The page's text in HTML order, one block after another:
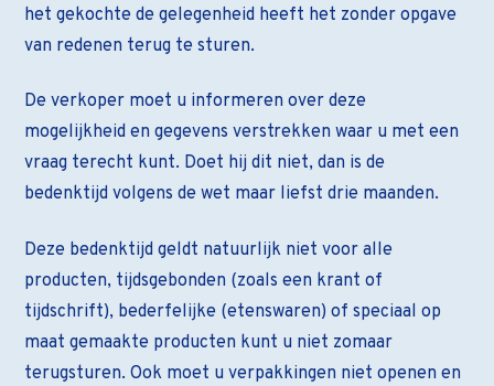
het gekochte de gelegenheid heeft het zonder opgave
van redenen terug te sturen.
De verkoper moet u informeren over deze
mogelijkheid en gegevens verstrekken waar u met een
vraag terecht kunt. Doet hij dit niet, dan is de
bedenktijd volgens de wet maar liefst drie maanden.
Deze bedenktijd geldt natuurlijk niet voor alle
producten, tijdsgebonden (zoals een krant of
tijdschrift), bederfelijke (etenswaren) of speciaal op
maat gemaakte producten kunt u niet zomaar
terugsturen. Ook moet u verpakkingen niet openen en